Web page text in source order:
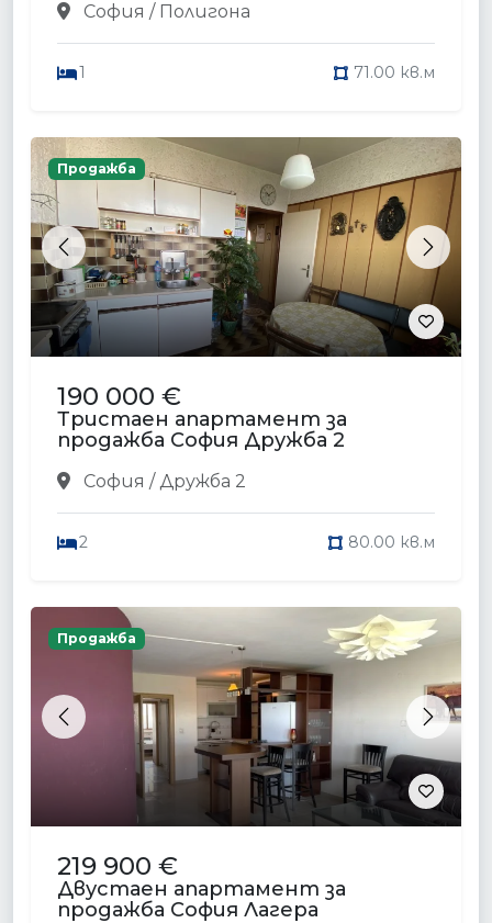
София / Полигона
1 71.00 кв.м
Previous Next
Продажба
190 000 €
Тристаен апартамент за
продажба София Дружба 2
София / Дружба 2
2 80.00 кв.м
Previous Next
Продажба
219 900 €
Двустаен апартамент за
продажба София Лагера